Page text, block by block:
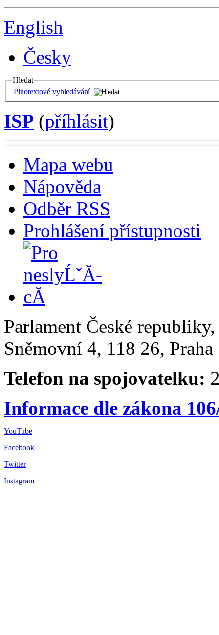
English
Česky
Hledat
Plnotextové vyhledávání
ISP (příhlásit)
Mapa webu
Nápověda
Odběr RSS
Prohlášení přístupnosti
Parlament České
Sněmovní 4, 118 26,
Telefon na spojovatelku:
Informace dle zákona
YouTube
Facebook
Twitter
Instagram